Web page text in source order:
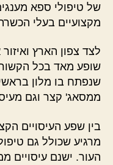
של טיפולי ספא
מקצועיים בעלי הכשרה
לצד צפון הארץ
שופע מאד בכל הקשור
שנפתח בו מלון
ממסאג' קצר וגם
בין שפע העיסויים
מרגיע שכולל גם
העור. ישנם עיסויים